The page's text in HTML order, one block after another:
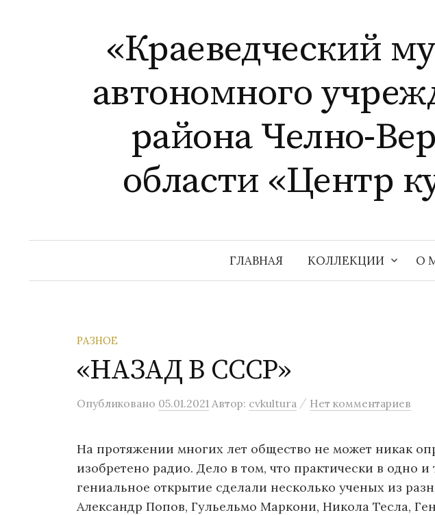
содержимому«Краеведческий
автономного
района Челно-
области «Центр
ГЛАВНАЯ КОЛЛЕКЦИИ О
РАЗНОЕ
«НАЗАД В СССР»
Опубликовано 05.01.2021 Автор: cvkultura / Нет комментариев
На протяжении многих лет общество не может никак
изобретено радио. Дело в том, что практически в одно и
гениальное открытие сделали несколько ученых из
Александр Попов, Гульельмо Маркони, Никола Тесла,